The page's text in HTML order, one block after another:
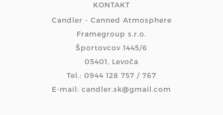
KONTAKT
Candler - Canned Atmosphere
Framegroup s.r.o.
Športovcov 1445/6
05401, Levoča
Tel.: 0944 128 757 / 767
E-mail: candler.sk@gmail.com